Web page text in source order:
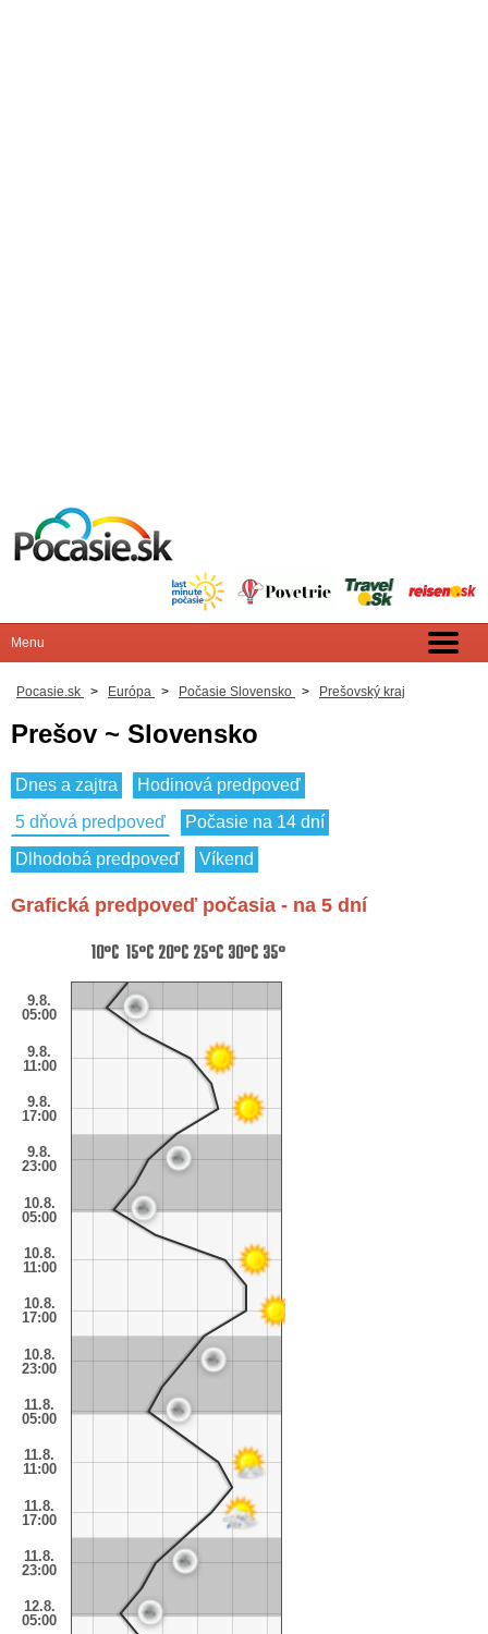
Pocasie.sk > Európa > Počasie Slovensko > Prešovský kraj
Prešov ~ Slovensko
Dnes a zajtra
Hodinová predpoveď
5 dňová predpoveď
Počasie na 14 dní
Dlhodobá predpoveď
Víkend
Grafická predpoveď počasia - na 5 dní
9.8.
05:00
9.8.
11:00
9.8.
17:00
9.8.
23:00
10.8.
05:00
10.8.
11:00
10.8.
17:00
10.8.
23:00
11.8.
05:00
11.8.
11:00
11.8.
17:00
11.8.
23:00
12.8.
05:00
10°C 15°C20°C25°C30°C35°C